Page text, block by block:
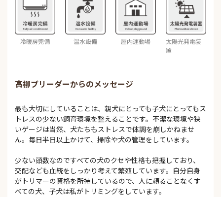
冷暖房完備 温水設備 屋内運動場
太陽光発電装
置
高柳ブリーダーからのメッセージ
最も大切にしていることは、親犬にとっても子犬にとってもス
トレスの少ない飼育環境を整えることです。不潔な環境や狭
いゲージは当然、犬たちもストレスで体調を崩しかねませ
ん。毎日半日以上かけて、掃除や犬の管理をしています。
少ない頭数なのですべての犬のクセや性格も把握しており、
交配なども血統をしっかり考えて繁殖しています。自分自身
がトリマーの資格を所持しているので、人に頼ることなくす
べての犬、子犬は私がトリミングをしています。